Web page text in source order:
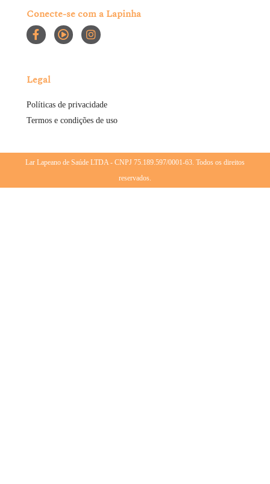
Conecte-se com a Lapinha
Legal
Políticas de privacidade
Termos e condições de uso
Lar Lapeano de Saúde LTDA - CNPJ 75.189.597/0001-63. Todos os direitos
reservados.